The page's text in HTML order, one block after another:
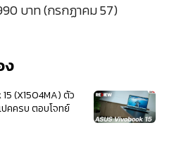
บาท (กรกฏาคม 57)
ง
(X1504MA) ตัว
ปคครบ ตอบโจทย์